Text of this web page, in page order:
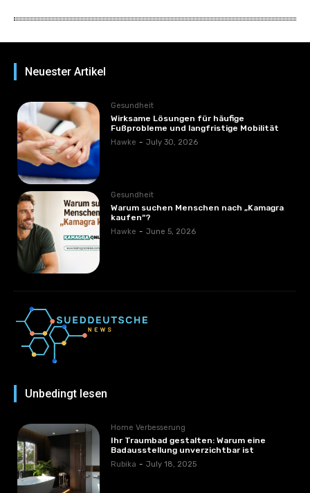
Neuester Artikel
Gesundheit
Wirksame Lösungen für häufige
Fußprobleme und langfristige Mobilität
Hawke - July 30, 2026
Gesundheit
Warum suchen Menschen nach „Kamagra
kaufen“?
Hawke - June 5, 2026
Unbedingt lesen
Home Verbesserung
Ihr Traumbad gestalten: Warum eine
Badausstellung unverzichtbar ist
Rubika - July 18, 2025